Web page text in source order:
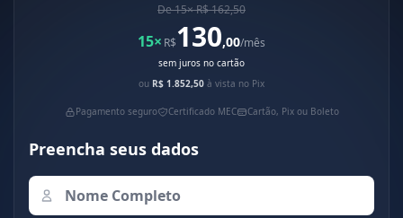
De 15× R$ 162,50
15× R$130,00/mês
sem juros no cartão
ou R$ 1.852,50 à vista no Pix
Pagamento seguro Certificado MEC Cartão, Pix ou Boleto
Preencha seus dados